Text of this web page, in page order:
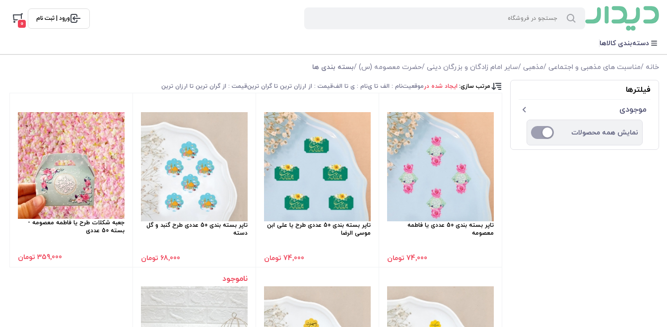
ورود | ثبت نام
0
دسته‌بندی کالاها
خانه /مناسبت های مذهبی و اجتماعی /مذهبی /سایر امام زادگان و بزرگان دینی /حضرت معصومه (س) /بسته بندی ها
فیلترها
موجودی
نمایش همه محصولات
مرتب سازی: ایجاد شده درموقعیتنام : الف تا ینام : ی تا الفقیمت : از ارزان ترین تا گران ترینقیمت : از گران ترین تا ارزان ترین
تاپر بسته بندی 50 عددی یا فاطمه
معصومه
74٬000 تومان
تاپر بسته بندی 50 عددی طرح یا علی ابن
موسی الرضا
74٬000 تومان
تاپر بسته بندی 50 عددی طرح گنبد و گل
دسته
68٬000 تومان
جعبه شکلات طرح یا فاطمه معصومه -
بسته 50 عددی
359٬000 تومان
ناموجود